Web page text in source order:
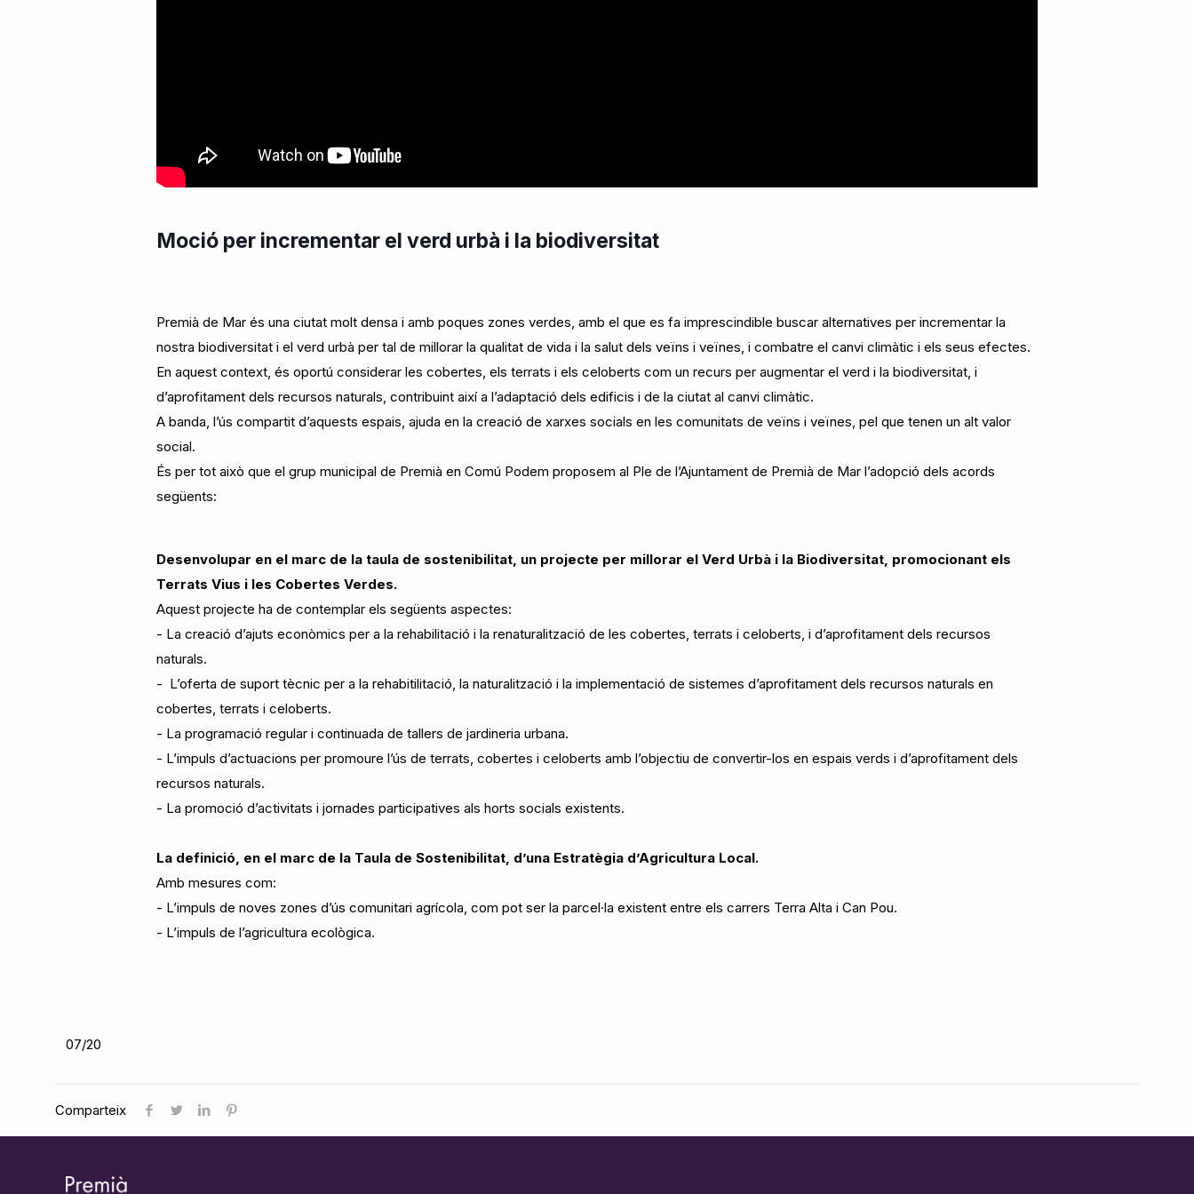
Moció per incrementar el verd urbà i la biodiversitat
Premià de Mar és una ciutat molt densa i amb poques zones verdes, amb el que es fa imprescindible buscar alternatives per incrementar la
nostra biodiversitat i el verd urbà per tal de millorar la qualitat de vida i la salut dels veïns i veïnes, i combatre el canvi climàtic i els seus efectes.
En aquest context, és oportú considerar les cobertes, els terrats i els celoberts com un recurs per augmentar el verd i la biodiversitat, i
d’aprofitament dels recursos naturals, contribuint així a l’adaptació dels edificis i de la ciutat al canvi climàtic.
A banda, l’ús compartit d’aquests espais, ajuda en la creació de xarxes socials en les comunitats de veïns i veïnes, pel que tenen un alt valor
social.
És per tot això que el grup municipal de Premià en Comú Podem proposem al Ple de l’Ajuntament de Premià de Mar l’adopció dels acords
següents:
Desenvolupar en el marc de la taula de sostenibilitat, un projecte per millorar el Verd Urbà i la Biodiversitat, promocionant els
Terrats Vius i les Cobertes Verdes.
Aquest projecte ha de contemplar els següents aspectes:
- La creació d’ajuts econòmics per a la rehabilitació i la renaturalització de les cobertes, terrats i celoberts, i d’aprofitament dels recursos
naturals.
- L’oferta de suport tècnic per a la rehabitilitació, la naturalització i la implementació de sistemes d’aprofitament dels recursos naturals en
cobertes, terrats i celoberts.
- La programació regular i continuada de tallers de jardineria urbana.
- L’impuls d’actuacions per promoure l’ús de terrats, cobertes i celoberts amb l’objectiu de convertir-los en espais verds i d’aprofitament dels
recursos naturals.
- La promoció d’activitats i jornades participatives als horts socials existents.
La definició, en el marc de la Taula de Sostenibilitat, d’una Estratègia d’Agricultura Local.
Amb mesures com:
- L’impuls de noves zones d’ús comunitari agrícola, com pot ser la parcel·la existent entre els carrers Terra Alta i Can Pou.
- L’impuls de l’agricultura ecològica.
07/20
Comparteix